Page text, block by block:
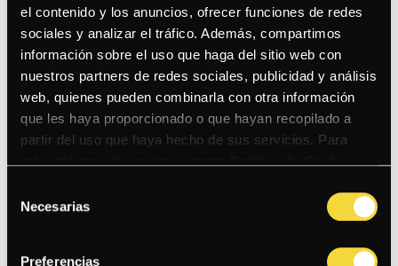
el contenido y los anuncios, ofrecer funciones de redes
sociales y analizar el tráfico. Además, compartimos
información sobre el uso que haga del sitio web con
nuestros partners de redes sociales, publicidad y análisis
web, quienes pueden combinarla con otra información
que les haya proporcionado o que hayan recopilado a
partir del uso que haya hecho de sus servicios. Para
Necesarias
Preferencias
LA MILANESA SALTONA
DE POLLO SOBRE TALLARINES SALTADOS AL WOK Y
CREMA DE AJÍ
LA PASTA NOCTÁMBULA
PASTA CREMOSA CON CHAMPIS, TOCINO, POLLO